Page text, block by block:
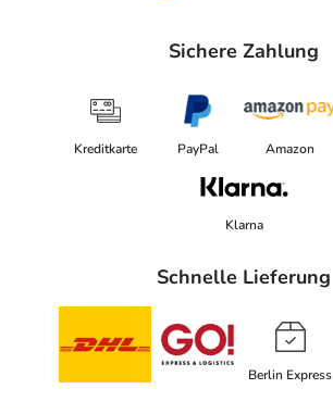
Sichere Zahlung
Kreditkarte PayPal Amazon
Klarna
Schnelle Lieferung
Berlin Express